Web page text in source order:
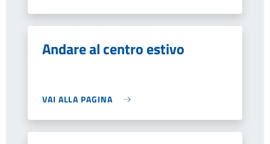
Andare al centro estivo
VAI ALLA PAGINA